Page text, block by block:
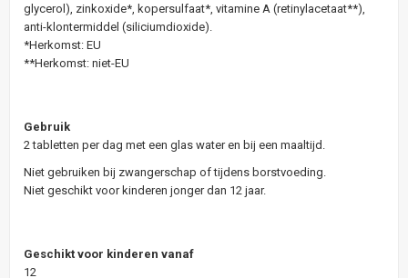
glycerol), zinkoxide*, kopersulfaat*, vitamine A (retinylacetaat**),
anti-klontermiddel (siliciumdioxide).
*Herkomst: EU
**Herkomst: niet-EU
Gebruik
2 tabletten per dag met een glas water en bij een maaltijd.
Niet gebruiken bij zwangerschap of tijdens borstvoeding.
Niet geschikt voor kinderen jonger dan 12 jaar.
Geschikt voor kinderen vanaf
12